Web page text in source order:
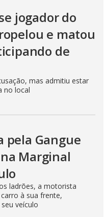
jogador do
e matou
de
mas admitiu estar
no local
pela Gangue
Marginal
ladrões, a motorista
à sua frente,
veículo